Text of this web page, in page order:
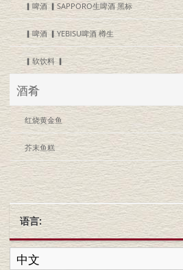
▎啤酒 ▎SAPPORO生啤酒 黑标
▎啤酒 ▎YEBISU啤酒 樽生
▎软饮料 ▎
酒肴
红烧黄金鱼
芥末鱼糕
语言: